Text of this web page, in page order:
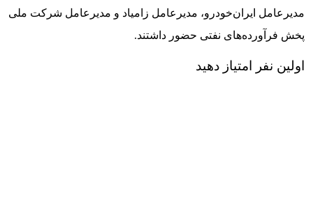
مدیرعامل ایران‌خودرو، مدیرعامل زامیاد و مدیرعامل شرکت ملی
پخش فرآورده‌های نفتی حضور داشتند.
اولین نفر امتیاز دهید